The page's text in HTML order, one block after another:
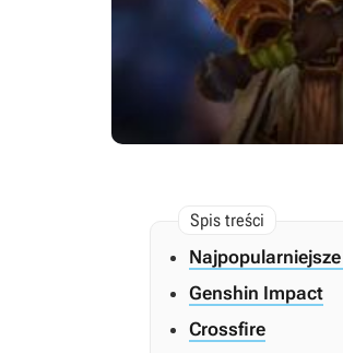
Genshin Impact
Crossfire